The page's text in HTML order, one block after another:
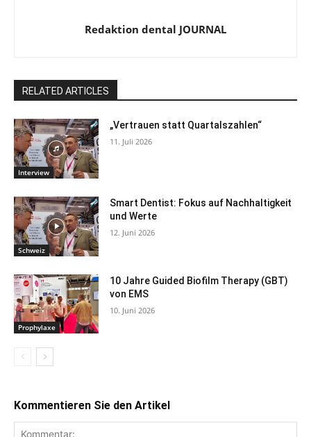
Redaktion dental JOURNAL
RELATED ARTICLES
Interview
„Vertrauen statt Quartalszahlen“
11. Juli 2026
Schweiz
Smart Dentist: Fokus auf Nachhaltigkeit
und Werte
12. Juni 2026
Prophylaxe
10 Jahre Guided Biofilm Therapy (GBT)
von EMS
10. Juni 2026
Kommentieren Sie den Artikel